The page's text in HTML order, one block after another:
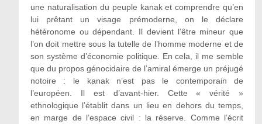
une naturalisation du peuple kanak et comprendre qu’en
lui prêtant un visage prémoderne, on le déclare
hétéronome ou dépendant. Il devient l’être mineur que
l’on doit mettre sous la tutelle de l’homme moderne et de
son système d’économie politique. En cela, il me semble
que du propos génocidaire de l’amiral émerge un préjugé
notoire : le kanak n’est pas le contemporain de
l’européen. Il est d’avant-hier. Cette « vérité »
ethnologique l’établit dans un lieu en dehors du temps,
en marge de l’espace civil : la réserve. Comme l’écrit